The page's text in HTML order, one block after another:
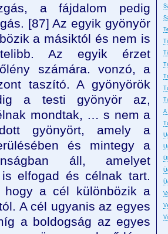
A
a fájdalom pedig
[87] Az egyik gyönyör
a másik­tól és nem is
Az egyik érzet
számára. vonzó, a
taszító. A gyönyörök
a testi gyönyör az,
mondtak, … s nem a
gyönyört, amely a
és mintegy a
áll, amelyet
elfogad és célnak tart.
hogy a cél különbözik a
A cél ugyanis az egyes
a boldog­ság az egyes